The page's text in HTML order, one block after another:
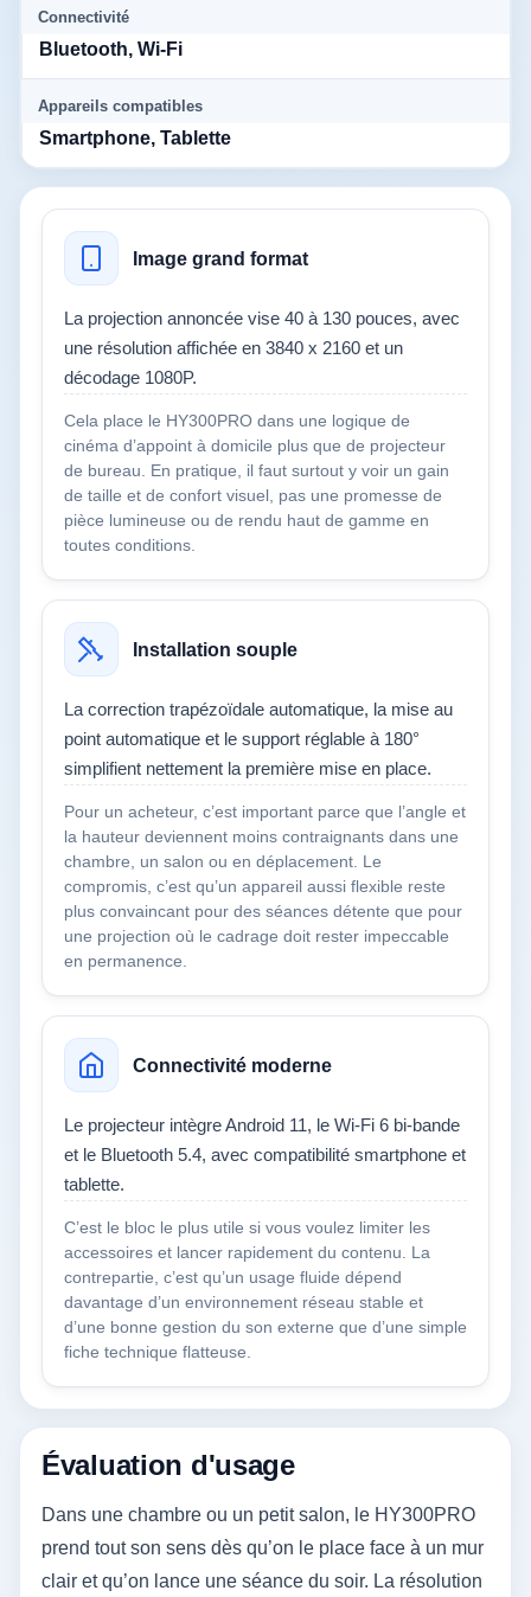
Connectivité
Bluetooth, Wi-Fi
Appareils compatibles
Smartphone, Tablette
Image grand format
La projection annoncée vise 40 à 130 pouces, avec
une résolution affichée en 3840 x 2160 et un
décodage 1080P.
Cela place le HY300PRO dans une logique de
cinéma d’appoint à domicile plus que de projecteur
de bureau. En pratique, il faut surtout y voir un gain
de taille et de confort visuel, pas une promesse de
pièce lumineuse ou de rendu haut de gamme en
toutes conditions.
Installation souple
La correction trapézoïdale automatique, la mise au
point automatique et le support réglable à 180°
simplifient nettement la première mise en place.
Pour un acheteur, c’est important parce que l’angle et
la hauteur deviennent moins contraignants dans une
chambre, un salon ou en déplacement. Le
compromis, c’est qu’un appareil aussi flexible reste
plus convaincant pour des séances détente que pour
une projection où le cadrage doit rester impeccable
en permanence.
Connectivité moderne
Le projecteur intègre Android 11, le Wi‑Fi 6 bi-bande
et le Bluetooth 5.4, avec compatibilité smartphone et
tablette.
C’est le bloc le plus utile si vous voulez limiter les
accessoires et lancer rapidement du contenu. La
contrepartie, c’est qu’un usage fluide dépend
davantage d’un environnement réseau stable et
d’une bonne gestion du son externe que d’une simple
fiche technique flatteuse.
Évaluation d'usage
Dans une chambre ou un petit salon, le HY300PRO
prend tout son sens dès qu’on le place face à un mur
clair et qu’on lance une séance du soir. La résolution